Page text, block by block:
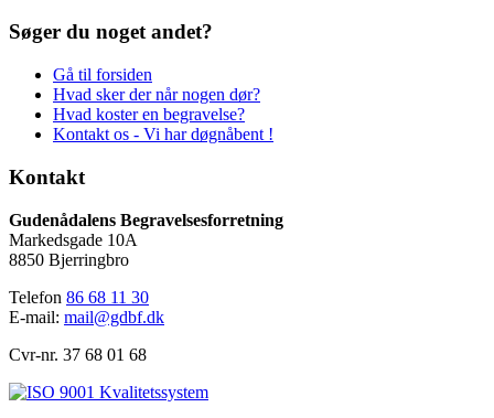
Søger du noget andet?
Gå til forsiden
Hvad sker der når nogen dør?
Hvad koster en begravelse?
Kontakt os - Vi har døgnåbent !
Kontakt
Gudenådalens Begravelsesforretning
Markedsgade 10A
8850 Bjerringbro
Telefon 86 68 11 30
E-mail: mail@gdbf.dk
Cvr-nr. 37 68 01 68